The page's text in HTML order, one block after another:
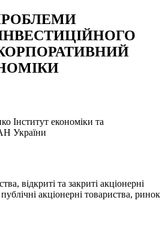
Інститут економіки та
України
відкриті та закриті акціонерні
акціонерні товариства, ринок